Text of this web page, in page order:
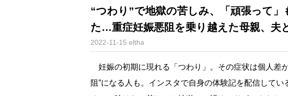
“つわり”で地獄の苦しみ、「頑張って」
た…重症妊娠悪阻を乗り越えた母親、夫
2022-11-15 eltha
妊娠の初期に現れる「つわり」。その症状は個人差
阻”になる人も。インスタで自身の体験記を配信してい